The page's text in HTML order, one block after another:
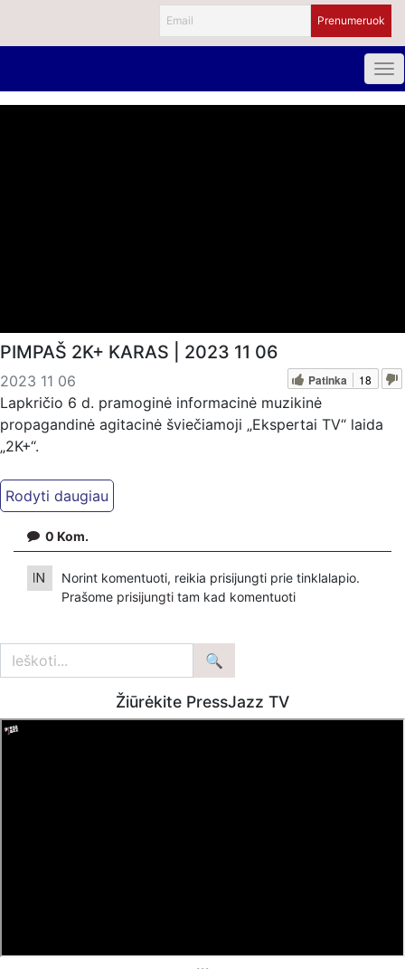
PIMPAŠ 2K+ KARAS | 2023 11 06
2023 11 06 Patinka 18
Lapkričio 6 d. pramoginė informacinė muzikinė
propagandinė agitacinė šviečiamoji „Ekspertai TV“ laida
„2K+“.
Kiti mūsų kanalai:
Ekspertai.eu Telegram'e – https://t.me/ekspertaiTelegram
https://www.ekspertai.eu
Mūsų veikla galima tik dėka skaitytojų ir žiūrovų, mus
VšĮ „Ekspertai.eu“ per PayPal paspaudę šią nuorodą –
https://www.paypal.com/paypalme/Ekspertaieu?
0 Kom.
Norint komentuoti, reikia prisijungti prie tinklalapio.
Prašome prisijungti tam kad komentuoti
Žiūrėkite PressJazz TV